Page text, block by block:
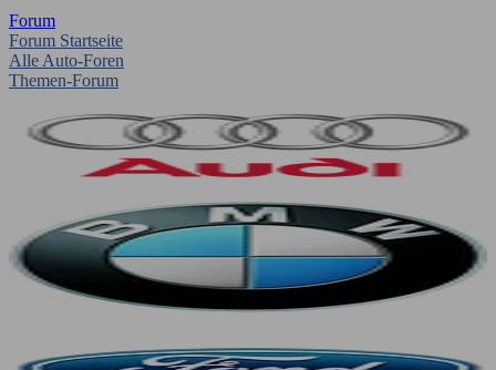
Forum
Forum Startseite
Alle Auto-Foren
Themen-Forum